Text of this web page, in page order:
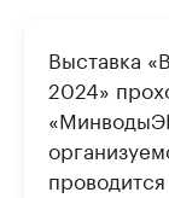
Выставка
2024»